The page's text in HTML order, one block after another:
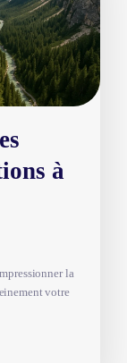
à
la
votre